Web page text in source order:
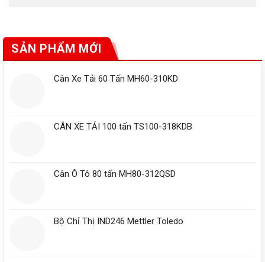
SẢN PHẨM MỚI
Cân Xe Tải 60 Tấn MH60-310KD
CÂN XE TẢI 100 tấn TS100-318KDB
Cân Ô Tô 80 tấn MH80-312QSD
Bộ Chỉ Thị IND246 Mettler Toledo